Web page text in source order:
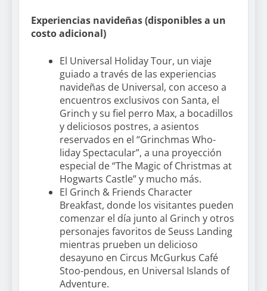
Experiencias navideñas (disponibles a un
costo adicional)
El Universal Holiday Tour, un viaje
guiado a través de las experiencias
navideñas de Universal, con acceso a
encuentros exclusivos con Santa, el
Grinch y su fiel perro Max, a bocadillos
y deliciosos postres, a asientos
reservados en el “Grinchmas Who-
liday Spectacular”, a una proyección
especial de “The Magic of Christmas at
Hogwarts Castle” y mucho más.
El Grinch & Friends Character
Breakfast, donde los visitantes pueden
comenzar el día junto al Grinch y otros
personajes favoritos de Seuss Landing
mientras prueben un delicioso
desayuno en Circus McGurkus Café
Stoo-pendous, en Universal Islands of
Adventure.